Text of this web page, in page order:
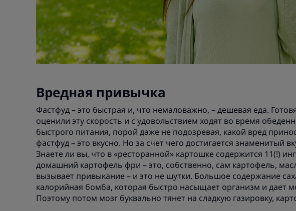
Вредная привычка
Фастфуд – это быстрая и, что немаловажно, – дешевая еда.
оценили эту скорость и с удовольствием ходят во время
быстрого питания, порой даже не подозревая, какой вред
фастфуд – это вкусно. Но за счет чего достигается знаменитый
Знаете ли вы, что в «ресторанной» картошке содержится 11(!)
домашний картофель фри – это, собственно, сам картофель,
вызывает привыкание – и это не шутки. Большое содержание
калорийная бомба, которая быстро насыщает организм и дает
Поэтому потом мозг буквально тянет на сладкую газировку,